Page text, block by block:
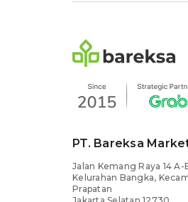
PT. Bareksa
Jalan Kemang Raya 14 A-
Kelurahan Bangka,
Prapatan